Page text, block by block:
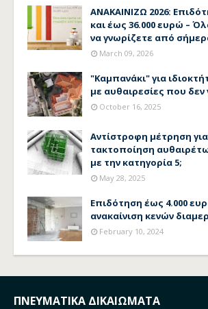
ΑΝΑΚΑΙΝΙΖΩ 2026:
και έως 36.000 ευρώ –
να γνωρίζετε από
March 09, 2026
"Καμπανάκι" για
με αυθαιρεσίες που δεν
October 16, 2025
Αντίστροφη μέτρηση
τακτοποίηση
με την κατηγορία 5;
May 28, 2025
Επιδότηση έως 4.000
ανακαίνιση κενών
February 10, 2024
ΠΝΕΥΜΑΤΙΚΑ ΔΙΚΑΙΩΜΑΤΑ